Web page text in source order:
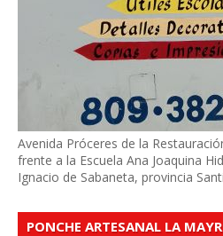
Avenida Próceres de la
frente a la Escuela Ana Joaquina
Ignacio de Sabaneta, provincia
PONCHE ARTESANAL LA